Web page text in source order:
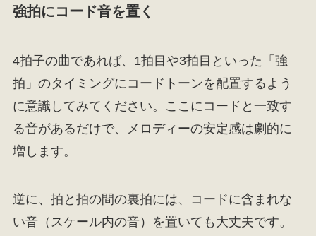
強拍にコード音を置く
4拍子の曲であれば、1拍目や3拍目といった「強
拍」のタイミングにコードトーンを配置するよう
に意識してみてください。ここにコードと一致す
る音があるだけで、メロディーの安定感は劇的に
増します。
逆に、拍と拍の間の裏拍には、コードに含まれな
い音（スケール内の音）を置いても大丈夫です。